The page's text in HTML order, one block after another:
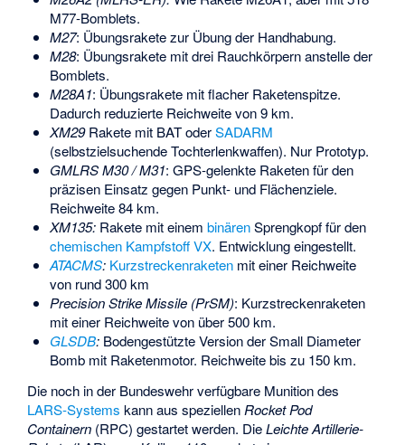
M77-Bomblets.
M27: Übungsrakete zur Übung der Handhabung.
M28: Übungsrakete mit drei Rauchkörpern anstelle der
Bomblets.
M28A1: Übungsrakete mit flacher Raketenspitze.
Dadurch reduzierte Reichweite von 9 km.
XM29Rakete mit BAT oderSADARM
(selbstzielsuchende Tochterlenkwaffen). Nur Prototyp.
GMLRS M30 / M31: GPS-gelenkte Raketen für den
präzisen Einsatz gegen Punkt- und Flächenziele.
Reichweite 84 km.
XM135:Rakete mit einem binärenSprengkopf für den
chemischen Kampfstoff VX. Entwicklung eingestellt.
ATACMS: Kurzstreckenraketenmit einer Reichweite
von rund 300 km
Precision Strike Missile(PrSM): Kurzstreckenraketen
mit einer Reichweite von über 500 km.
GLSDB:Bodengestützte Version der Small Diameter
Bomb mit Raketenmotor. Reichweite bis zu 150 km.
Die noch in der Bundeswehr verfügbare Munition des
LARS-Systems kann aus speziellenRocket Pod
Containern (RPC) gestartet werden. DieLeichte Artillerie-